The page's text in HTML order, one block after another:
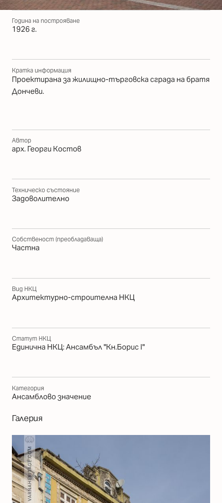
Година на построяване
1926 г.
Кратка информация
Проектирана за жилищно-търговска сграда на братя
Дончеви.
Автор
арх. Георги Костов
Техническо състояние
Задоволително
Собственост (преобладаваща)
Частна
Вид НКЦ
Архитектурно-строителна НКЦ
Статут НКЦ
Единична НКЦ: Ансамбъл "Кн.Борис І"
Категория
Ансамблово значение
Галерия